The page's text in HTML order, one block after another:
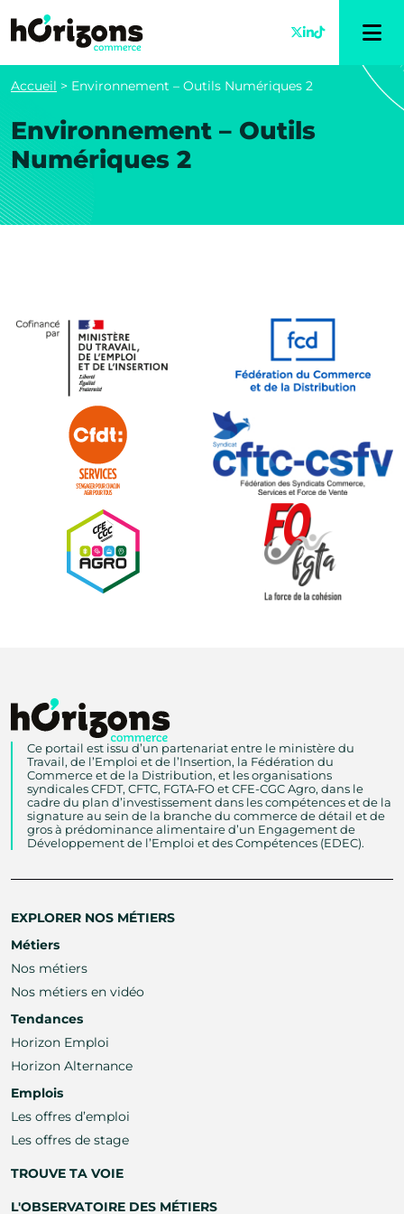
Accueil > Environnement – Outils Numériques 2
Environnement – Outils
Numériques 2
Ce portail est issu d’un partenariat entre le ministère du
Travail, de l’Emploi et de l’Insertion, la Fédération du
Commerce et de la Distribution, et les organisations
syndicales CFDT, CFTC, FGTA‑FO et CFE-CGC Agro, dans le
cadre du plan d’investissement dans les compétences et de la
signature au sein de la branche du commerce de détail et de
gros à prédominance alimentaire d’un Engagement de
Développement de l’Emploi et des Compétences (EDEC).
EXPLORER NOS MÉTIERS
Métiers
Nos métiers
Nos métiers en vidéo
Tendances
Horizon Emploi
Horizon Alternance
Emplois
Les offres d’emploi
Les offres de stage
TROUVE TA VOIE
L'OBSERVATOIRE DES MÉTIERS